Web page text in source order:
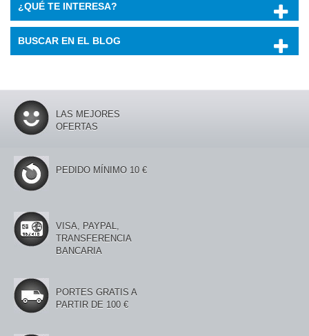
¿QUÉ TE INTERESA?
BUSCAR EN EL BLOG
LAS MEJORES
OFERTAS
PEDIDO MÍNIMO 10 €
VISA, PAYPAL,
TRANSFERENCIA
BANCARIA
PORTES GRATIS A
PARTIR DE 100 €